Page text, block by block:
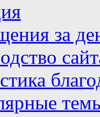
за